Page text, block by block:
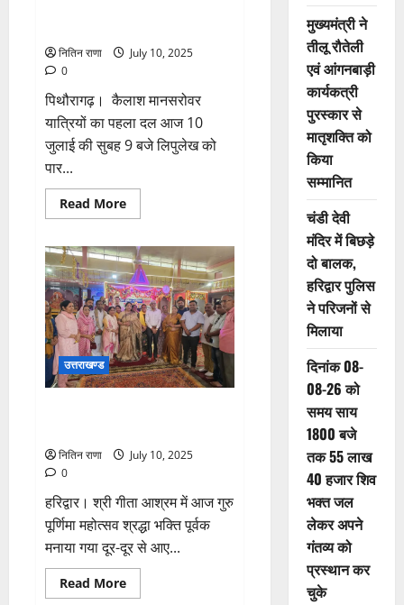
नितिन राणा
July 10, 2025
0
पिथौरागढ़। कैलाश मानसरोवर
यात्रियों का पहला दल आज 10
जुलाई की सुबह 9 बजे लिपुलेख को
पार...
Read MoreRead
more
मानसरोवर
यात्रियों
का
पहला
दल
आज
लिपुलेख
को
पार
कर
चीन
क्षेत्र
उत्तराखण्ड
नितिन राणा
July 10, 2025
0
हरिद्वार। श्री गीता आश्रम में आज गुरु
पूर्णिमा महोत्सव श्रद्धा भक्ति पूर्वक
मनाया गया दूर-दूर से आए...
Read MoreRead
more
मुख्यमंत्री ने
तीलू रौतेली
एवं आंगनबाड़ी
कार्यकत्री
पुरस्कार से
मातृशक्ति को
किया
सम्मानित
चंडी देवी
मंदिर में बिछड़े
दो बालक,
हरिद्वार पुलिस
ने परिजनों से
मिलाया
दिनांक 08-
08-26 को
समय साय
1800 बजे
तक 55 लाख
40 हजार शिव
भक्त जल
लेकर अपने
गंतव्य को
प्रस्थान कर
चुके